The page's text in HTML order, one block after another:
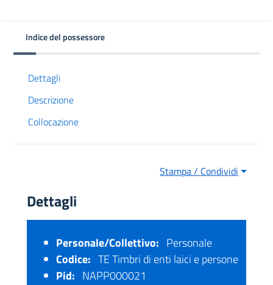
Indice del possessore
Dettagli
Descrizione
Collocazione
Stampa / Condividi
Dettagli
Personale/Collettivo: Personale
Codice: TE Timbri di enti laici e persone
Pid: NAPP000021